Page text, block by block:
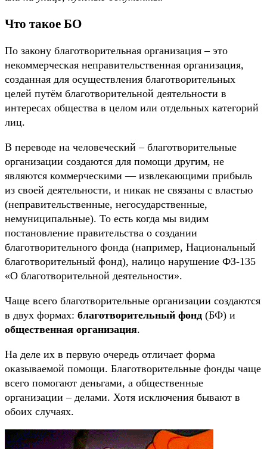
Что такое БО
По закону благотворительная организация – это
некоммерческая неправительственная организация,
созданная для осуществления благотворительных
целей путём благотворительной деятельности в
интересах общества в целом или отдельных категорий
лиц.
В переводе на человеческий – благотворительные
организации создаются для помощи другим, не
являются коммерческими — извлекающими прибыль
из своей деятельности, и никак не связаны с властью
(неправительственные, негосударственные,
немуниципальные). То есть когда мы видим
постановление правительства о создании
благотворительного фонда (например, Национальный
благотворительный фонд), налицо нарушение ФЗ-135
«О благотворительной деятельности».
Чаще всего благотворительные организации создаются
в двух формах: благотворительный фонд (БФ) и
общественная организация.
На деле их в первую очередь отличает форма
оказываемой помощи. Благотворительные фонды чаще
всего помогают деньгами, а общественные
организации – делами. Хотя исключения бывают в
обоих случаях.